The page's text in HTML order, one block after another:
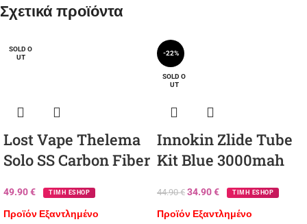
Σχετικά προϊόντα
SOLD O
UT
Lost Vape Thelema
Solo SS Carbon Fiber
49.90€ ΤΙΜΗ ESHOP
Προϊόν Εξαντλημένο
-22%
SOLD O
UT
Innokin Zlide Tube
Kit Blue 3000mah
44.90€ 34.90€ ΤΙΜΗ ESHOP
Προϊόν Εξαντλημένο